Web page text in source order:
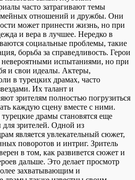
часто затрагивают темы
отношений и дружбы. Они
может принести жизнь, но при
и вера в лучшее. Нередко в
социальные проблемы, такие
борьба за справедливость. Герои
невероятными испытаниями, но при
и свои идеалы. Актеры,
в турецких драмах, часто
Их талант и
зрителям полностью погрузиться
каждую сцену вместе с ними.
драмы становятся еще
зрителей. Одной из
является увлекательный сюжет,
поворотов и интриг. Зритель
в том, как развивется сюжет и
дальше. Это делает просмотр
захватывающим и